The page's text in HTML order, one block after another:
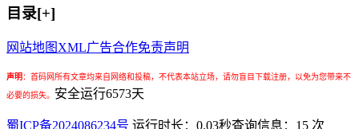
目录[+]
网站地图 XML广告合作免责声明
声明： 首码网所有文章均来自网络和投稿，不代表本站立场，请勿盲目下载注册，以免为您带来不
必要的损失。 安全运行6573天
蜀ICP备2024086234号 运行时长：0.03秒查询信息：15 次